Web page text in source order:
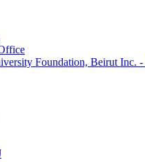
Foundation, Beirut Inc.